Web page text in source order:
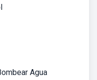
Agua